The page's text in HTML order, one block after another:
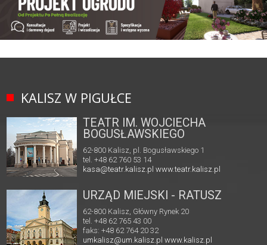
KALISZ W PIGUŁCE
TEATR IM. WOJCIECHA
BOGUSŁAWSKIEGO
62-800 Kalisz, pl. Bogusławskiego 1
tel. +48 62 760 53 14
kasa@teatr.kalisz.pl www.teatr.kalisz.pl
URZĄD MIEJSKI - RATUSZ
62-800 Kalisz, Główny Rynek 20
tel. +48 62 765 43 00
faks: +48 62 764 20 32
umkalisz@um.kalisz.plwww.kalisz.pl